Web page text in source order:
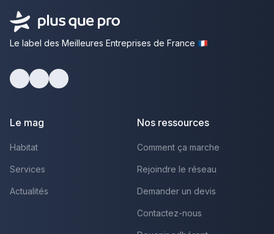
Le label des Meilleures Entreprises de France
Le mag
Habitat
Services
Actualités
Nos ressources
Comment ça marche
Rejoindre le réseau
Demander un devis
Contactez-nous